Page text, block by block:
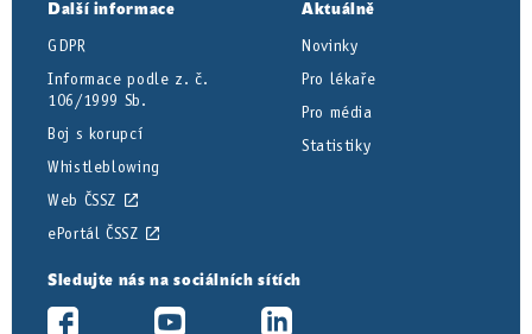
Další informace
GDPR
Informace podle z. č.
106/1999 Sb.
Boj s korupcí
Whistleblowing
Web ČSSZ
ePortál ČSSZ
Aktuálně
Novinky
Pro lékaře
Pro média
Statistiky
Sledujte nás na sociálních sítích